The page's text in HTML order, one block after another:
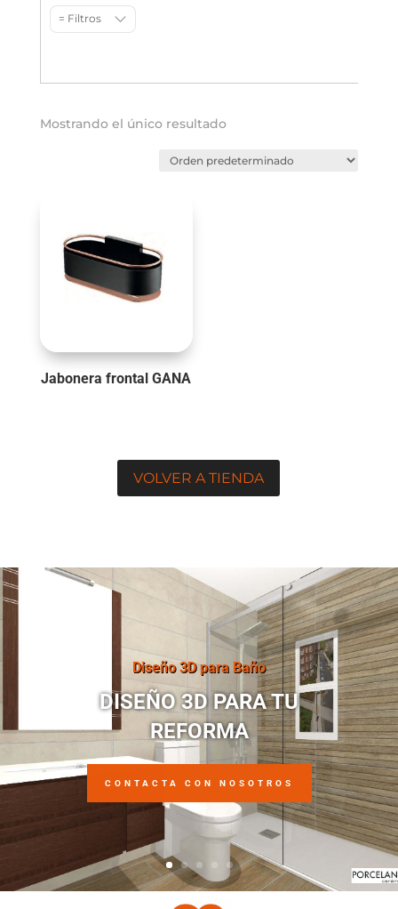
= Filtros
Mostrando el único resultado
Jabonera frontal GANA
VOLVER A TIENDA
Diseño 3D para Baño
DISEÑO 3D PARA TU
REFORMA
CONTACTA CON NOSOTROS